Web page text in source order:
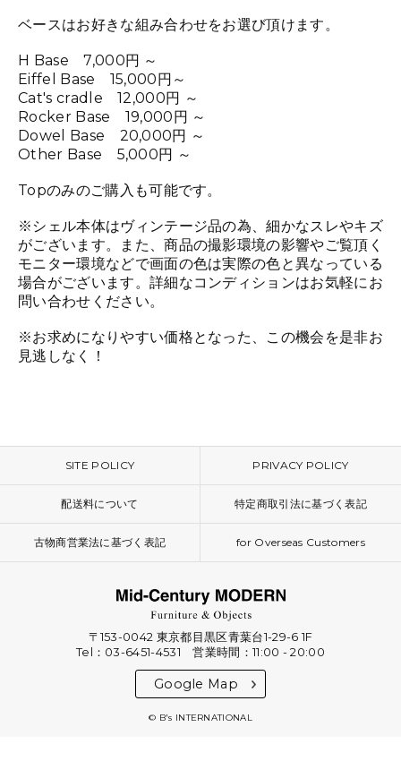
ベースはお好きな組み合わせをお選び頂けます。
H Base 7,000円 ～
Eiffel Base 15,000円～
Cat's cradle 12,000円 ～
Rocker Base 19,000円 ～
Dowel Base 20,000円 ～
Other Base 5,000円 ～
Topのみのご購入も可能です。
※シェル本体はヴィンテージ品の為、細かなスレやキズ
がございます。また、商品の撮影環境の影響やご覧頂く
モニター環境などで画面の色は実際の色と異なっている
場合がございます。詳細なコンディションはお気軽にお
問い合わせください。
※お求めになりやすい価格となった、この機会を是非お
見逃しなく！
SITE POLICY PRIVACY POLICY
配送料について 特定商取引法に基づく表記
古物商営業法に基づく表記 for Overseas Customers
〒153-0042 東京都目黒区青葉台1-29-6 1F
Tel：03-6451-4531 営業時間：11:00 - 20:00
Google Map
© B's INTERNATIONAL